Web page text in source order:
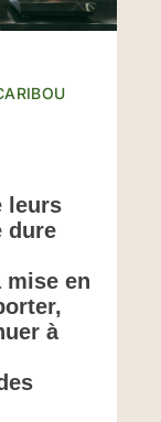
leurs
dure
mise en
à